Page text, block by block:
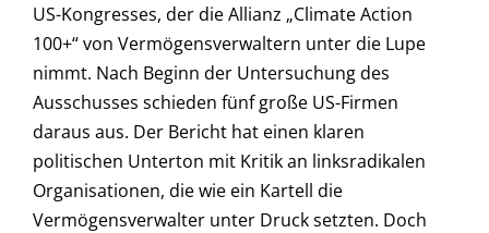
US-Kongresses, der die Allianz „Climate Action
100+“ von Vermögensverwaltern unter die Lupe
nimmt. Nach Beginn der Untersuchung des
Ausschusses schieden fünf große US-Firmen
daraus aus. Der Bericht hat einen klaren
politischen Unterton mit Kritik an linksradikalen
Organisationen, die wie ein Kartell die
Vermögensverwalter unter Druck setzten. Doch